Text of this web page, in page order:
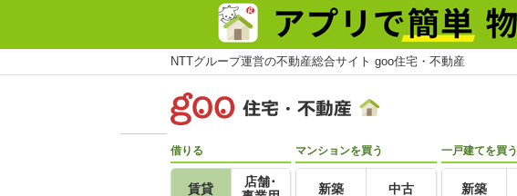
NTTグループ運営の不動産総合サイト goo住宅・不動産
借りる
賃貸
店舗･
マンションを買う
新築 中古
一戸建てを買う
新築